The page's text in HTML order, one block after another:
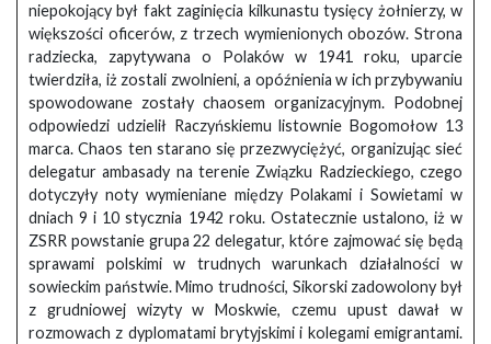
niepokojący był fakt zaginięcia kilkunastu tysięcy żołnierzy, w
większości oficerów, z trzech wymienionych obozów. Strona
radziecka, zapytywana o Polaków w 1941 roku, uparcie
twierdziła, iż zostali zwolnieni, a opóźnienia w ich przybywaniu
spowodowane zostały chaosem organizacyjnym. Podobnej
odpowiedzi udzielił Raczyńskiemu listownie Bogomołow 13
marca. Chaos ten starano się przezwyciężyć, organizując sieć
delegatur ambasady na terenie Związku Radzieckiego, czego
dotyczyły noty wymieniane między Polakami i Sowietami w
dniach 9 i 10 stycznia 1942 roku. Ostatecznie ustalono, iż w
ZSRR powstanie grupa 22 delegatur, które zajmować się będą
sprawami polskimi w trudnych warunkach działalności w
sowieckim państwie. Mimo trudności, Sikorski zadowolony był
z grudniowej wizyty w Moskwie, czemu upust dawał w
rozmowach z dyplomatami brytyjskimi i kolegami emigrantami.